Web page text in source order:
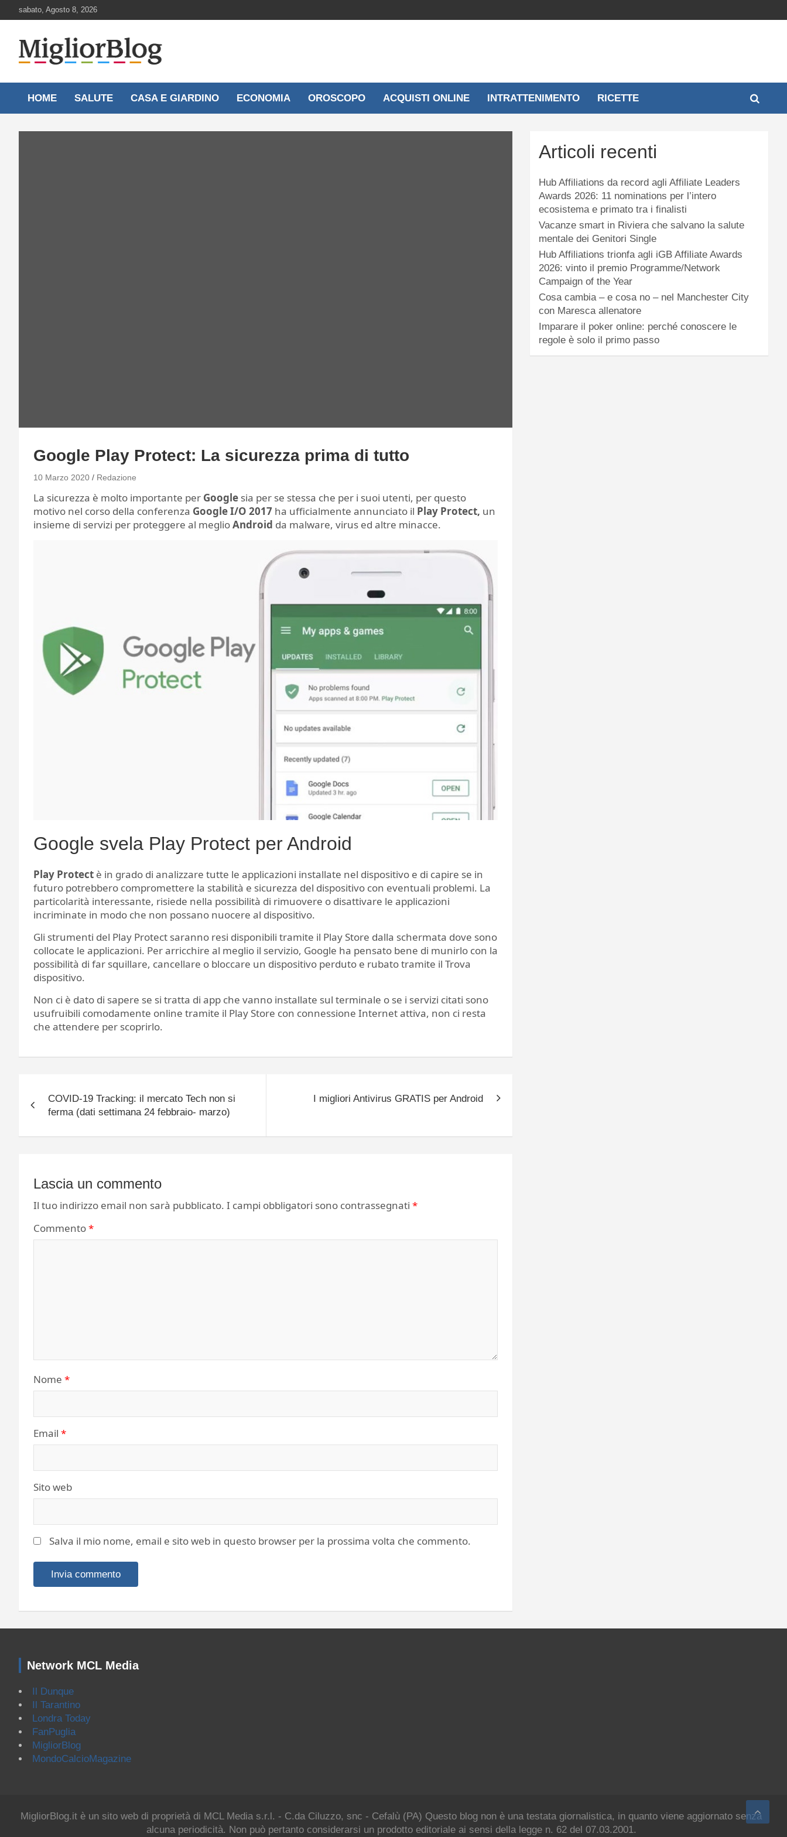
to
sabato, Agosto 8, 2026
MigliorBlog.it
HOME SALUTE CASA E GIARDINO ECONOMIA OROSCOPO ACQUISTI ONLINE INTRATTENIMENTO RICETTE
Google Play Protect: La sicurezza prima di tutto
10 Marzo 2020 Redazione
La sicurezza è molto importante per Google sia per se stessa che per i suoi utenti, per questo
motivo nel corso della conferenza Google I/O 2017 ha ufficialmente annunciato il Play Protect, un
insieme di servizi per proteggere al meglioAndroid da malware, virus ed altre minacce.
Google svela Play Protect per Android
Play Protect è in grado di analizzare tutte le applicazioni installate nel dispositivo e di capire se in
futuro potrebbero compromettere la stabilità e sicurezza del dispositivo con eventuali problemi. La
particolarità interessante, risiede nella possibilità di rimuovere o disattivare le applicazioni
incriminate in modo che non possano nuocere al dispositivo.
Gli strumenti del Play Protect saranno resi disponibili tramite il Play Store dalla schermata dove sono
collocate le applicazioni. Per arricchire al meglio il servizio, Google ha pensato bene di munirlo con la
possibilità di far squillare, cancellare o bloccare un dispositivo perduto e rubato tramite il Trova
dispositivo.
Non ci è dato di sapere se si tratta di app che vanno installate sul terminale o se i servizi citati sono
usufruibili comodamente online tramite il Play Store con connessione Internet attiva, non ci resta
che attendere per scoprirlo.
articoli
COVID-19 Tracking: il mercato Tech non si
ferma (dati settimana 24 febbraio- marzo)
I migliori Antivirus GRATIS per Android
Lascia un commento
Il tuo indirizzo email non sarà pubblicato. I campi obbligatori sono contrassegnati *
Commento*
Nome *
Email *
Sito web
Salva il mio nome, email e sito web in questo browser per la prossima volta che commento.
Articoli recenti
Hub Affiliations da record agli Affiliate Leaders
Awards 2026: 11 nominations per l’intero
ecosistema e primato tra i finalisti
Vacanze smart in Riviera che salvano la salute
mentale dei Genitori Single
Hub Affiliations trionfa agli iGB Affiliate Awards
2026: vinto il premio Programme/Network
Campaign of the Year
Cosa cambia – e cosa no – nel Manchester City
con Maresca allenatore
Imparare il poker online: perché conoscere le
regole è solo il primo passo
Network MCL Media
Il Dunque
Il Tarantino
Londra Today
FanPuglia
MigliorBlog
MondoCalcioMagazine
MigliorBlog.it è un sito web di proprietà di MCL Media s.r.l. - C.da Ciluzzo, snc - Cefalù (PA) Questo blog non è una testata giornalistica, in quanto viene aggiornato senza
alcuna periodicità. Non può pertanto considerarsi un prodotto editoriale ai sensi della legge n. 62 del 07.03.2001.